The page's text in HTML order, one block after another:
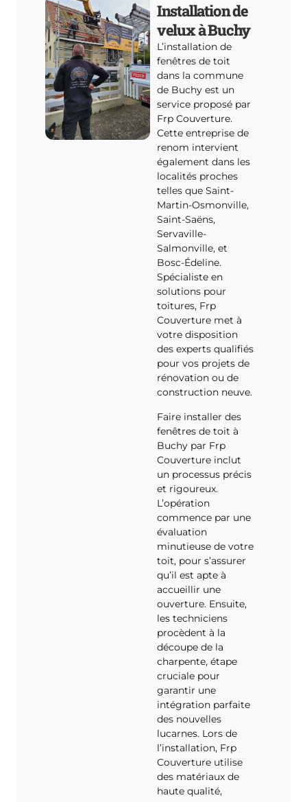
Installation de
velux à Buchy
L’installation de
fenêtres de toit
dans la commune
de Buchy est un
service proposé par
Frp Couverture.
Cette entreprise de
renom intervient
également dans les
localités proches
telles que Saint-
Martin-Osmonville,
Saint-Saëns,
Servaville-
Salmonville, et
Bosc-Édeline.
Spécialiste en
solutions pour
toitures, Frp
Couverture met à
votre disposition
des experts qualifiés
pour vos projets de
rénovation ou de
construction neuve.
Faire installer des
fenêtres de toit à
Buchy par Frp
Couverture inclut
un processus précis
et rigoureux.
L’opération
commence par une
évaluation
minutieuse de votre
toit, pour s’assurer
qu’il est apte à
accueillir une
ouverture. Ensuite,
les techniciens
procèdent à la
découpe de la
charpente, étape
cruciale pour
garantir une
intégration parfaite
des nouvelles
lucarnes. Lors de
l’installation, Frp
Couverture utilise
des matériaux de
haute qualité,